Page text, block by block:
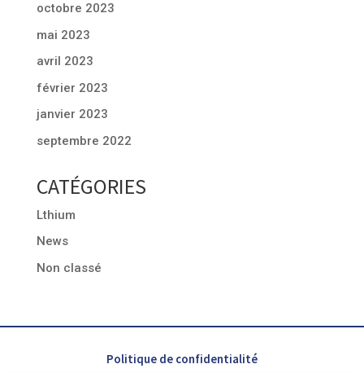
octobre 2023
mai 2023
avril 2023
février 2023
janvier 2023
septembre 2022
CATÉGORIES
Lthium
News
Non classé
Politique de confidentialité